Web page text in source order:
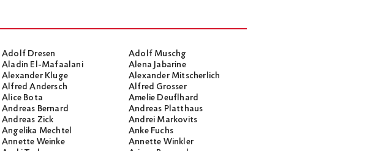
Adolf Dresen
Adolf Muschg
Aladin El-Mafaalani
Alena Jabarine
Alexander Kluge
Alexander Mitscherlich
Alfred Andersch
Alfred Grosser
Alice Bota
Amelie Deuflhard
Andreas Bernard
Andreas Platthaus
Andreas Zick
Andrei Markovits
Angelika Mechtel
Anke Fuchs
Annette Weinke
Annette Winkler